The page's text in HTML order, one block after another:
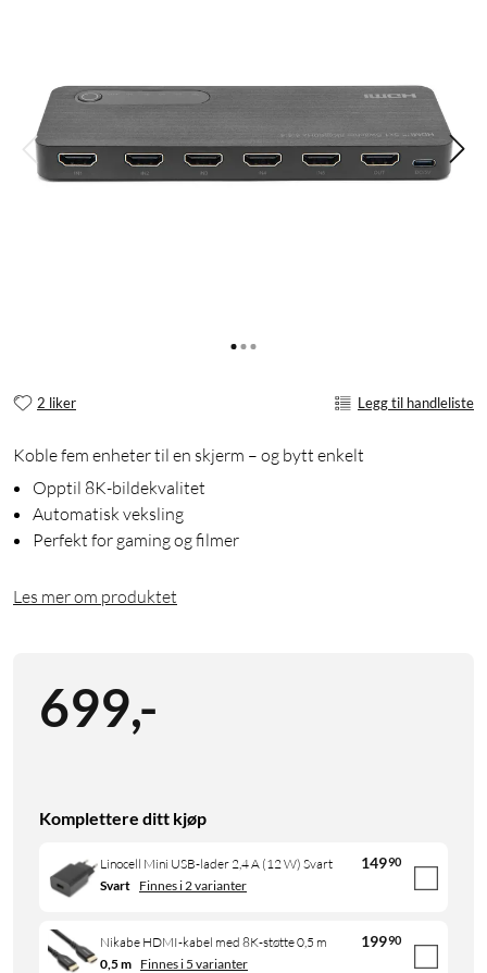
2 liker Legg til handleliste
Koble fem enheter til en skjerm – og bytt enkelt
Opptil 8K-bildekvalitet
Automatisk veksling
Perfekt for gaming og filmer
Les mer om produktet
699,-
Komplettere ditt kjøp
Linocell Mini USB-lader 2,4 A (12 W) Svart 14990
Svart Finnes i 2 varianter
Nikabe HDMI-kabel med 8K-støtte 0,5 m 19990
0,5 m Finnes i 5 varianter